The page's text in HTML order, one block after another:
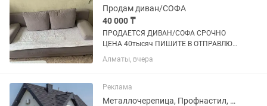
механизм...
Продам диван/СОФА
40 000 ₸
ПРОДАЕТСЯ ДИВАН/СОФА СРОЧНО
ЦЕНА 40тысяч ПИШИТЕ В ОТПРАВЛЮ
ВИДЕООБЗОР ПРИЧИНА
ПРОДАЖИ:ПОКУПАЕМ НОВЫЙ НЕЖНО
комплекте 2подушки и 2 подлокотника.
Можно снимать...
Алматы, вчера
Реклама
Металлочерепица, Профнастил, Штакетник, Водосточная система, Сайдинг